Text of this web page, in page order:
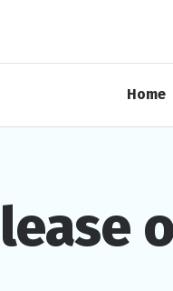
Home